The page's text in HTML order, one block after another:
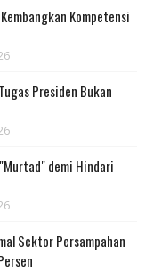
Kompetensi
Presiden Bukan
demi Hindari
Sektor Persampahan